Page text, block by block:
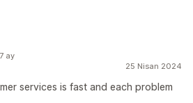
25 Nisan 2024
services is fast and each problem
ay